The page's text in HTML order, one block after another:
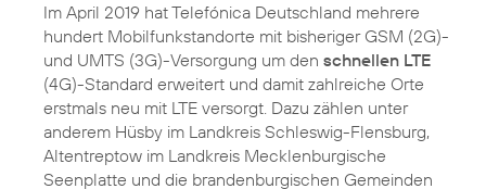
Im April 2019 hat Telefónica Deutschland mehrere
hundert Mobilfunkstandorte mit bisheriger GSM (2G)-
und UMTS (3G)-Versorgung um den schnellen LTE
(4G)-Standard erweitert und damit zahlreiche Orte
erstmals neu mit LTE versorgt. Dazu zählen unter
anderem Hüsby im Landkreis Schleswig-Flensburg,
Altentreptow im Landkreis Mecklenburgische
Seenplatte und die brandenburgischen Gemeinden